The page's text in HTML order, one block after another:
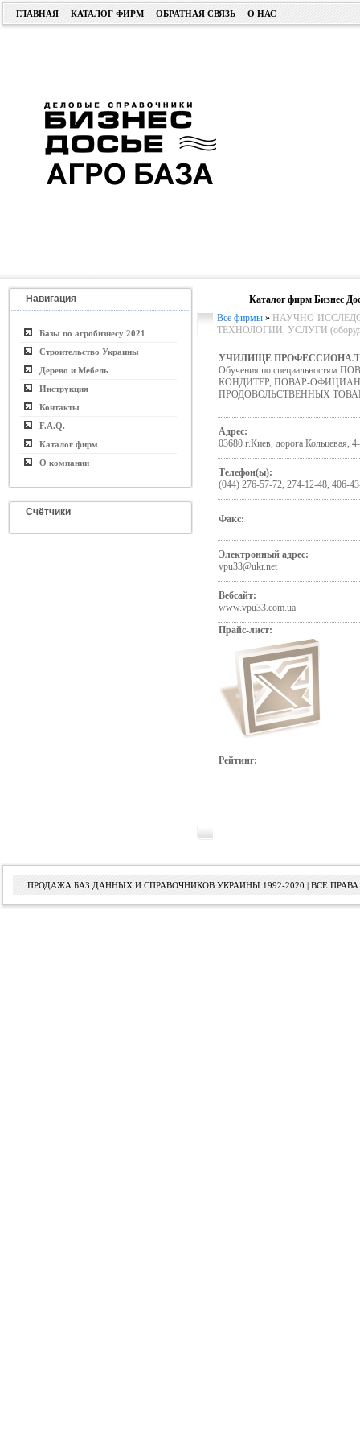
ГЛАВНАЯ КАТАЛОГ ФИРМ ОБРАТНАЯ СВЯЗЬ О НАС
Навигация
Базы по агробизнесу 2021
Строительство Украины
Дерево и Мебель
Инструкция
Контакты
F.A.Q.
Каталог фирм
О компании
Счётчики
Каталог фирм Бизнес
Все фирмы » НАУЧНО-
ТЕХНОЛОГИИ, УСЛУГИ
УЧИЛИЩЕ
Обучения по специальностям
КОНДИТЕР, ПОВАР-
ПРОДОВОЛЬСТВЕННЫХ
Адрес:
03680 г.Киев, дорога Кольцевая,
Телефон(ы):
(044) 276-57-72, 274-12-48, 406-
Факс:
Электронный адрес:
vpu33@ukr.net
Вебсайт:
www.vpu33.com.ua
Прайс-лист:
Рейтинг:
ПРОДАЖА БАЗ ДАННЫХ И СПРАВОЧНИКОВ УКРАИНЫ 1992-2020 | ВСЕ